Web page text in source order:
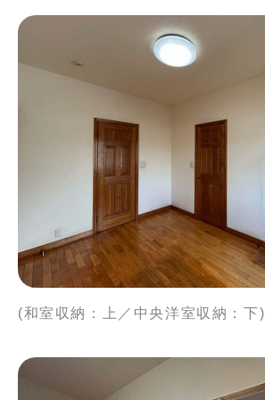
(和室収納：上／中央洋室収納：下)